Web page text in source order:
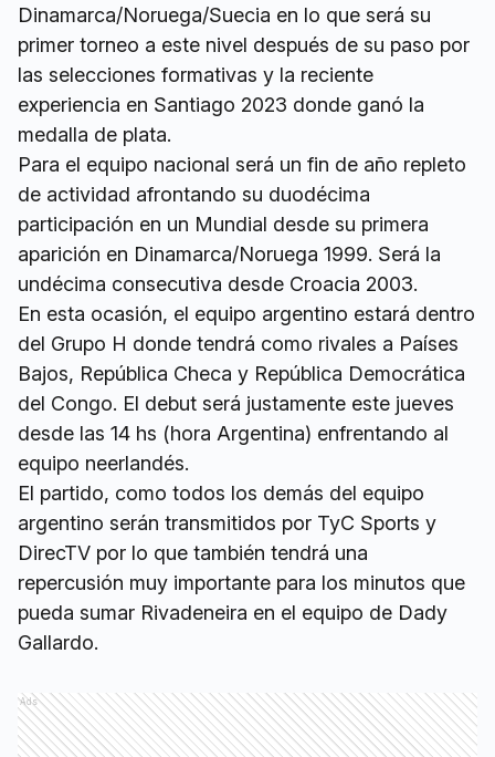
Dinamarca/Noruega/Suecia en lo que será su
primer torneo a este nivel después de su paso por
las selecciones formativas y la reciente
experiencia en Santiago 2023 donde ganó la
medalla de plata.
Para el equipo nacional será un fin de año repleto
de actividad afrontando su duodécima
participación en un Mundial desde su primera
aparición en Dinamarca/Noruega 1999. Será la
undécima consecutiva desde Croacia 2003.
En esta ocasión, el equipo argentino estará dentro
del Grupo H donde tendrá como rivales a Países
Bajos, República Checa y República Democrática
del Congo. El debut será justamente este jueves
desde las 14 hs (hora Argentina) enfrentando al
equipo neerlandés.
El partido, como todos los demás del equipo
argentino serán transmitidos por TyC Sports y
DirecTV por lo que también tendrá una
repercusión muy importante para los minutos que
pueda sumar Rivadeneira en el equipo de Dady
Gallardo.
Ads